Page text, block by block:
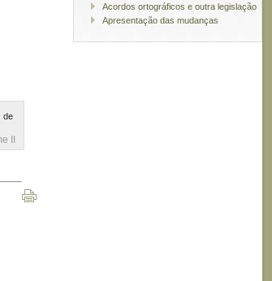
de
II
Acordos ortográficos e outra legislação
Apresentação das mudanças